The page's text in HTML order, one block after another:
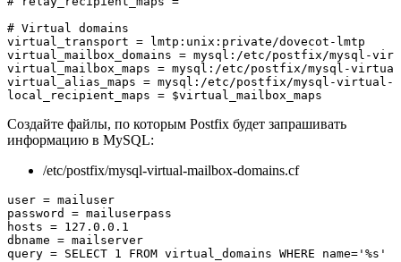
# Virtual domains
virtual_transport = lmtp:unix:private/dovecot-lmtp
virtual_mailbox_domains = mysql:/etc/postfix/mysql-
virtual_mailbox_maps = mysql:/etc/postfix/mysql-
virtual_alias_maps = mysql:/etc/postfix/mysql-virtual-
local_recipient_maps = $virtual_mailbox_maps
Создайте файлы, по которым Postfix будет запрашивать
информацию в MySQL:
/etc/postfix/mysql-virtual-mailbox-domains.cf
user = mailuser
password = mailuserpass
hosts = 127.0.0.1
dbname = mailserver
query = SELECT 1 FROM virtual_domains WHERE name='%s'